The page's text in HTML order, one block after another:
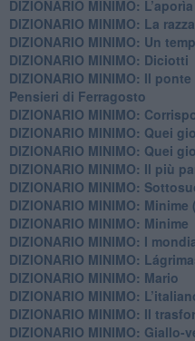
DIZIONARIO MINIMO: L’aporìa
DIZIONARIO MINIMO: La razza
DIZIONARIO MINIMO: Un
DIZIONARIO MINIMO: Diciotti
DIZIONARIO MINIMO: Il ponte
Pensieri di Ferragosto
DIZIONARIO MINIMO:
DIZIONARIO MINIMO: Quei
DIZIONARIO MINIMO: Quei
DIZIONARIO MINIMO: Il più
DIZIONARIO MINIMO:
DIZIONARIO MINIMO:
DIZIONARIO MINIMO: Minime
DIZIONARIO MINIMO: ​I
DIZIONARIO MINIMO:
DIZIONARIO MINIMO: Mario
DIZIONARIO MINIMO:
DIZIONARIO MINIMO: Il
DIZIONARIO MINIMO: Giallo-